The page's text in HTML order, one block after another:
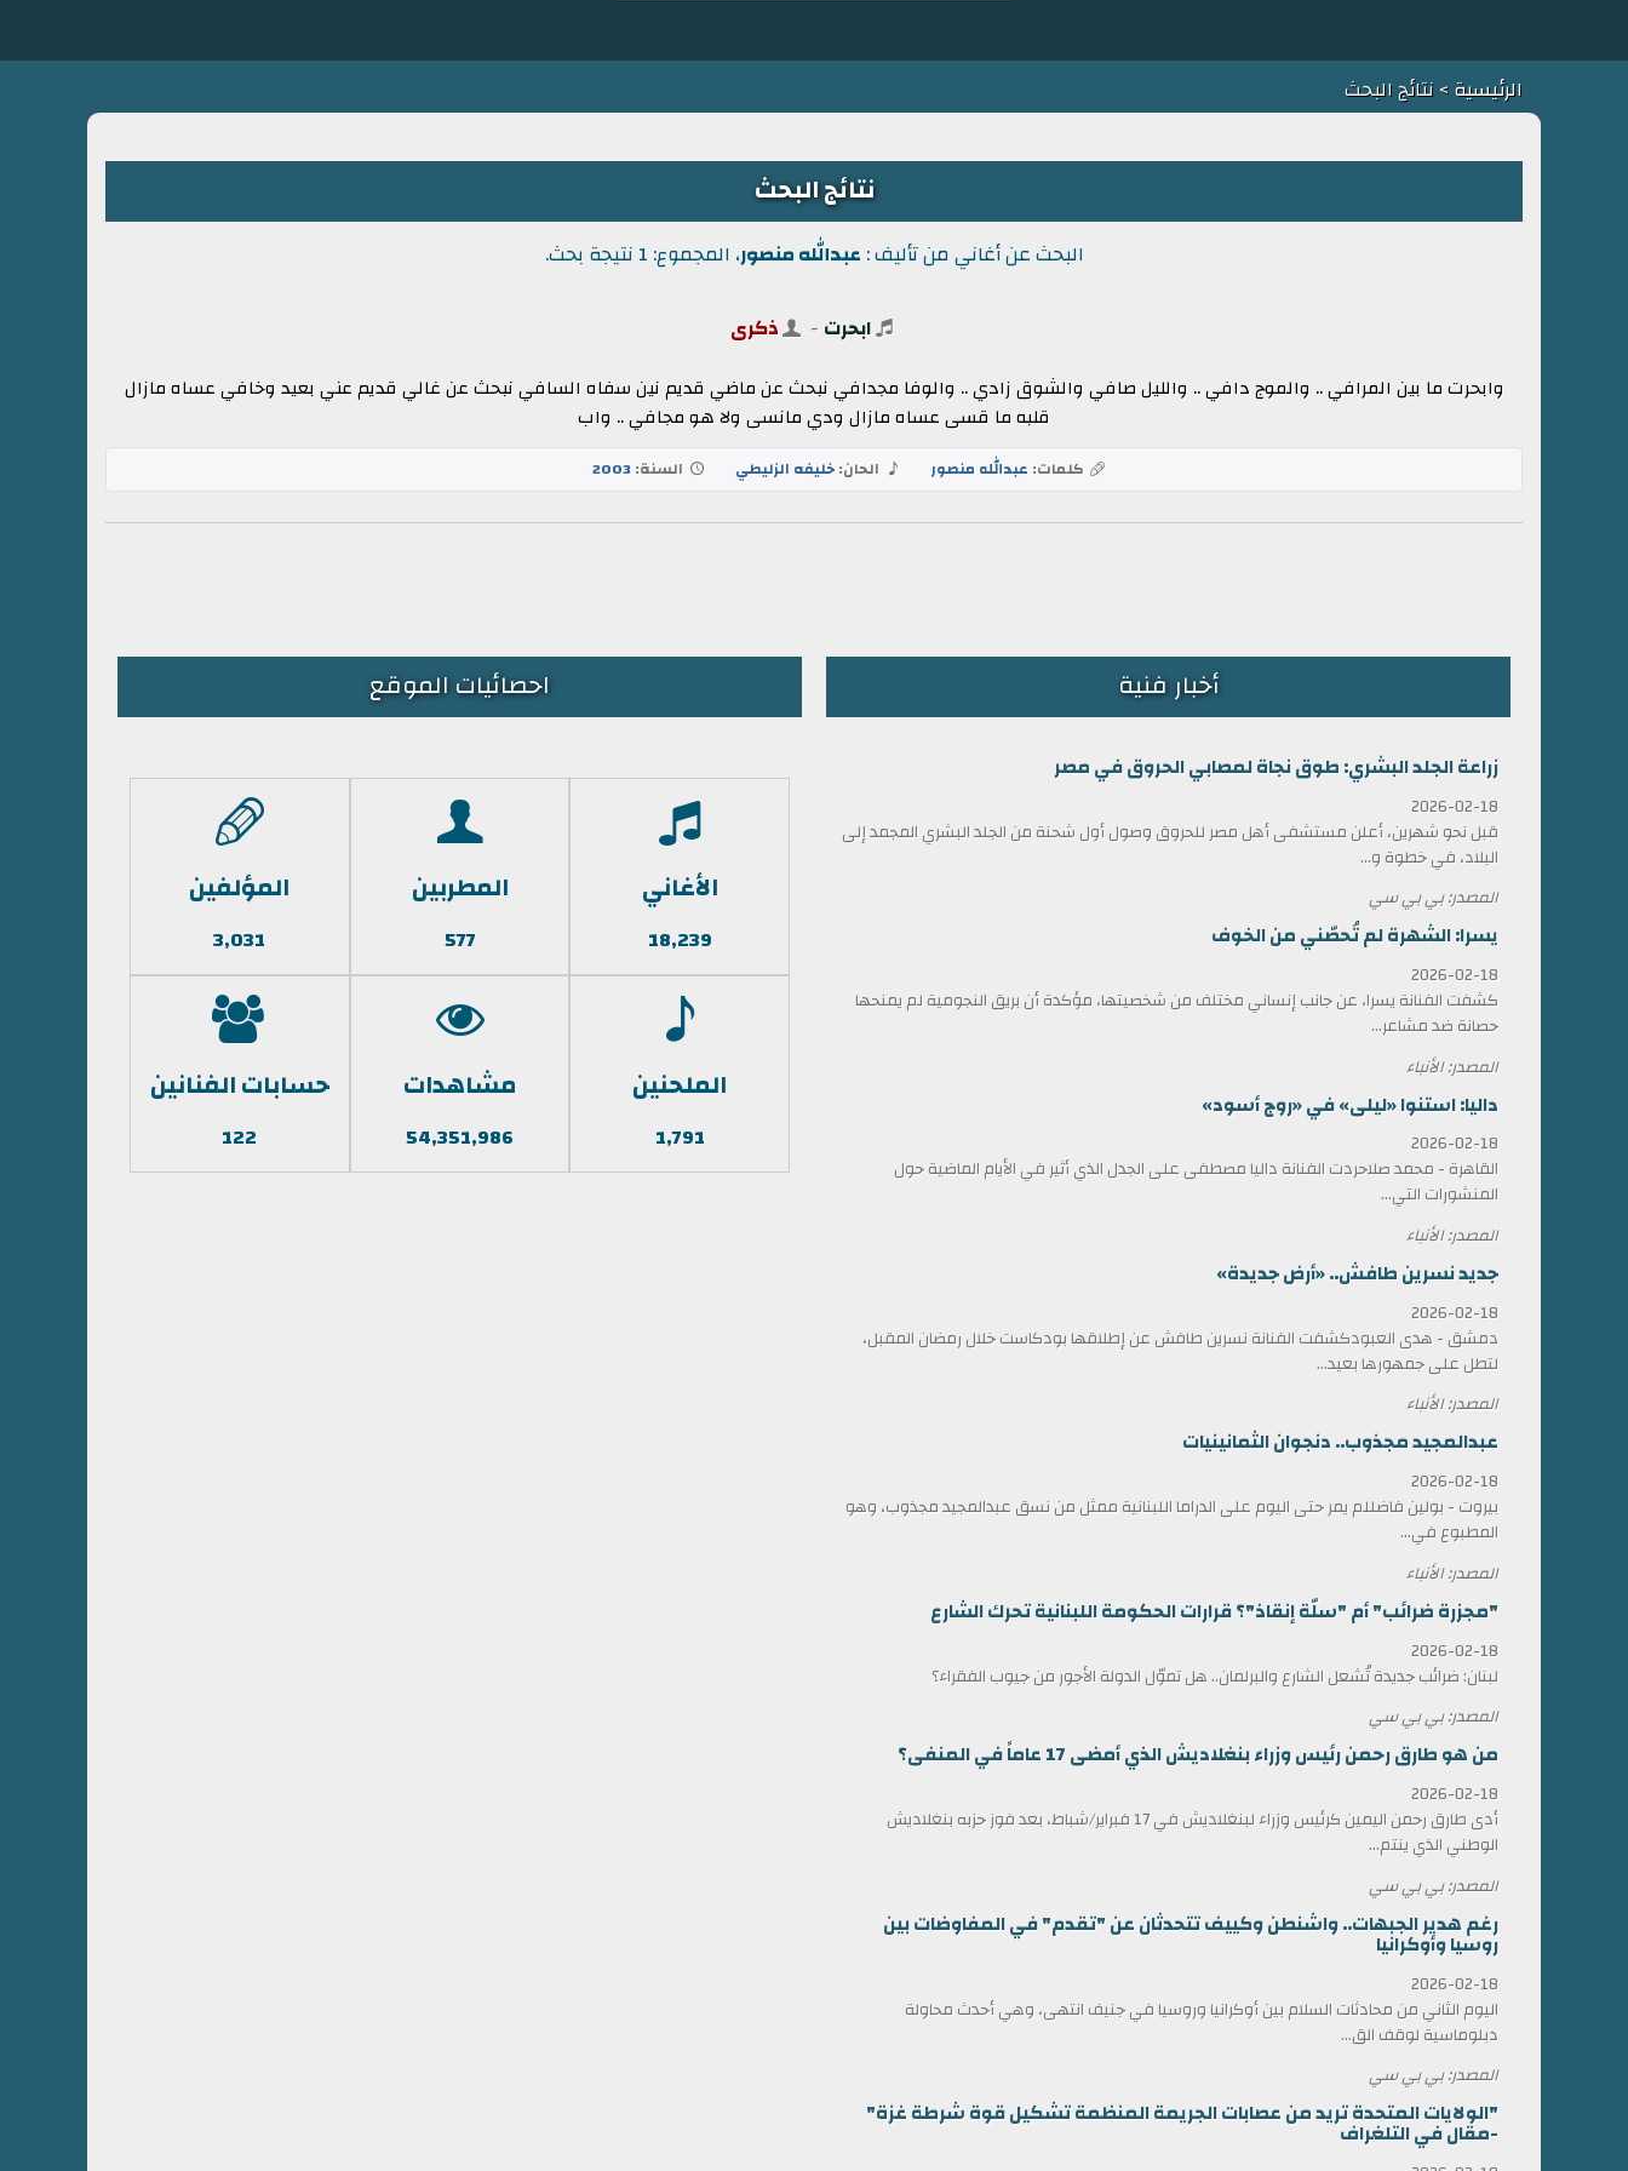
الرئيسية> نتائج البحث
نتائج البحث
البحث عن أغاني من تأليف : عبدالله منصور، المجموع: 1 نتيجة بحث.
ابحرت - ذكرى
وابحرت ما بين المرافي .. والموج دافي .. والليل صافي والشوق زادي .. والوفا مجدافي نبحث عن ماضي قديم نين سفاه السافي نبحث عن غالي قديم عني بعيد وخافي عساه مازال
قلبه ما قسى عساه مازال ودي مانسى ولا هو مجافي .. واب
كلمات: عبدالله منصور الحان:خليفه الزليطي السنة:2003
أخبار فنية
زراعة الجلد البشري: طوق نجاة لمصابي الحروق في مصر
2026-02-18
قبل نحو شهرين، أعلن مستشفى أهل مصر للحروق وصول أول شحنة من الجلد البشري المجمد إلى
البلاد، في خطوة و...
المصدر: بي بي سي
يسرا: الشهرة لم تُحصّني من الخوف
2026-02-18
كشفت الفنانة يسرا، عن جانب إنساني مختلف من شخصيتها، مؤكدة أن بريق النجومية لم يمنحها
حصانة ضد مشاعر...
المصدر: الأنباء
داليا: استنوا «ليلى» في «روج أسود»
2026-02-18
القاهرة - محمد صلاحردت الفنانة داليا مصطفى على الجدل الذي أثير في الأيام الماضية حول
المنشورات التي...
المصدر: الأنباء
جديد نسرين طافش.. «أرض جديدة»
2026-02-18
دمشق - هدى العبودكشفت الفنانة نسرين طافش عن إطلاقها بودكاست خلال رمضان المقبل،
لتطل على جمهورها بعيد...
المصدر: الأنباء
عبدالمجيد مجذوب.. دنجوان الثمانينيات
2026-02-18
بيروت - بولين فاضللم يمر حتى اليوم على الدراما اللبنانية ممثل من نسق عبدالمجيد مجذوب، وهو
المطبوع في...
المصدر: الأنباء
"مجزرة ضرائب" أم "سلّة إنقاذ"؟ قرارات الحكومة اللبنانية تحرك الشارع
2026-02-18
لبنان: ضرائب جديدة تُشعل الشارع والبرلمان.. هل تموّل الدولة الأجور من جيوب الفقراء؟
المصدر: بي بي سي
من هو طارق رحمن رئيس وزراء بنغلاديش الذي أمضى 17 عاماً في المنفى؟
2026-02-18
أدى طارق رحمن اليمين كرئيس وزراء لبنغلاديش في 17 فبراير/شباط، بعد فوز حزبه بنغلاديش
الوطني الذي ينتم...
المصدر: بي بي سي
رغم هدير الجبهات.. واشنطن وكييف تتحدثان عن "تقدم" في المفاوضات بين
روسيا وأوكرانيا
2026-02-18
اليوم الثاني من محادثات السلام بين أوكرانيا وروسيا في جنيف انتهى، وهي أحدث محاولة
دبلوماسية لوقف الق...
المصدر: بي بي سي
"الولايات المتحدة تريد من عصابات الجريمة المنظمة تشكيل قوة شرطة غزة"
-مقال في التلغراف
احصائيات الموقع
الأغاني
18,239
المطربين
577
المؤلفين
3,031
الملحنين
1,791
مشاهدات
54,351,986
حسابات الفنانين
122